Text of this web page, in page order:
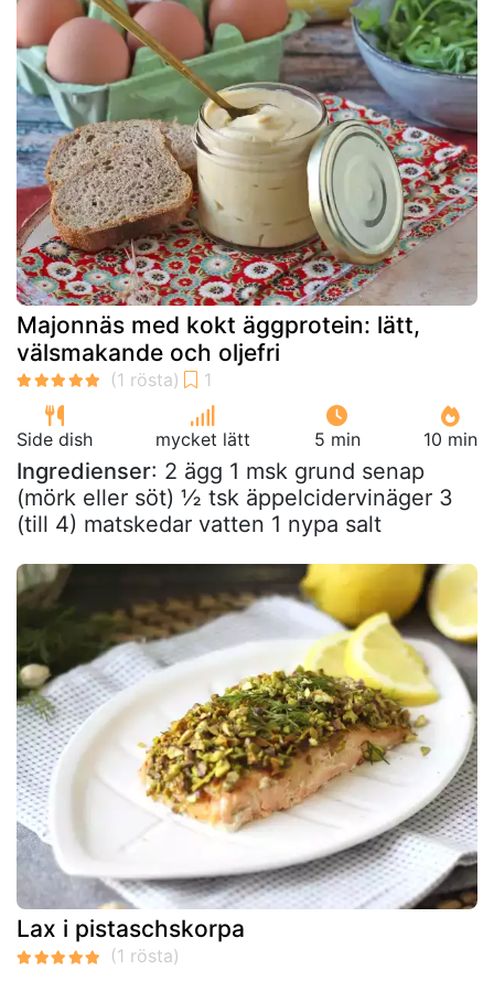
Majonnäs med kokt äggprotein: lätt,
välsmakande och oljefri
Side dish mycket lätt 5 min 10 min
Ingredienser: 2 ägg 1 msk grund senap
(mörk eller söt) ½ tsk äppelcidervinäger 3
(till 4) matskedar vatten 1 nypa salt
Lax i pistaschskorpa